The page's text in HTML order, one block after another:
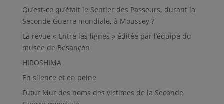
Qu’est-ce qu’était le Sentier des Passeurs, durant la
Seconde Guerre mondiale, à Moussey ?
La revue « Entre les lignes » éditée par l’équipe du
musée de Besançon
HIROSHIMA
En silence et en peine
Futur Mur des noms des victimes de la Seconde